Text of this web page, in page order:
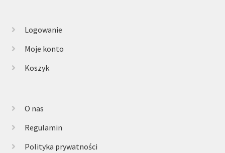
Logowanie
Moje konto
Koszyk
O nas
Regulamin
Polityka prywatności